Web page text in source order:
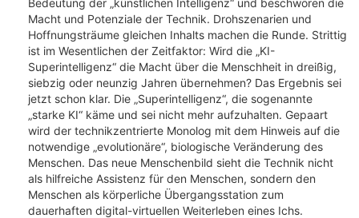
Bedeutung der „künstlichen Intelligenz“ und beschwören die
Macht und Potenziale der Technik. Drohszenarien und
Hoffnungsträume gleichen Inhalts machen die Runde. Strittig
ist im Wesentlichen der Zeitfaktor: Wird die „KI-
Superintelligenz“ die Macht über die Menschheit in dreißig,
siebzig oder neunzig Jahren übernehmen? Das Ergebnis sei
jetzt schon klar. Die „Superintelligenz“, die sogenannte
„starke KI“ käme und sei nicht mehr aufzuhalten. Gepaart
wird der technikzentrierte Monolog mit dem Hinweis auf die
notwendige „evolutionäre“, biologische Veränderung des
Menschen. Das neue Menschenbild sieht die Technik nicht
als hilfreiche Assistenz für den Menschen, sondern den
Menschen als körperliche Übergangsstation zum
dauerhaften digital-virtuellen Weiterleben eines Ichs.